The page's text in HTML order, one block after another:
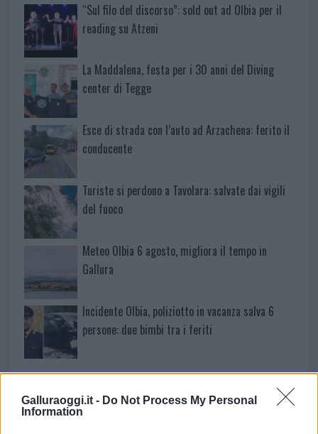
Galluraoggi.it - Do Not Process My Personal
Information
“Sul filo del discorso”: sold out ad Olbia per il
reading su Atzeni
La Maddalena, festa per i 30 anni del Diving
center di Tegge
Esce di strada con l’auto ad Arzachena: ferito il
conducente
Turiste si perdono a Tavolara: salvate dai vigili
del fuoco
Meteo Olbia 6 agosto, migliora il tempo in
Gallura
Incidente Olbia, poliziotto in vacanza salva 6
persone: due bimbi tra i feriti